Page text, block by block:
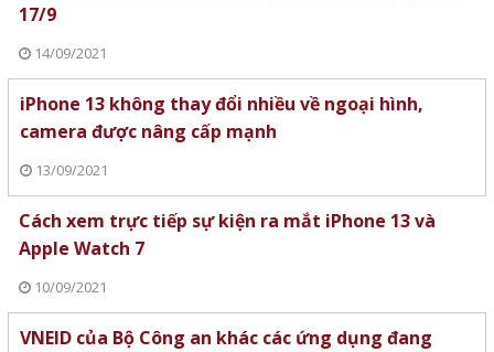
17/9
14/09/2021
iPhone 13 không thay đổi nhiều về ngoại hình,
camera được nâng cấp mạnh
13/09/2021
Cách xem trực tiếp sự kiện ra mắt iPhone 13 và
Apple Watch 7
10/09/2021
VNEID của Bộ Công an khác các ứng dụng đang